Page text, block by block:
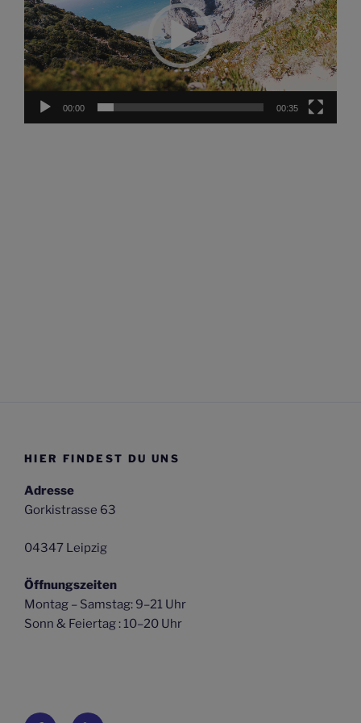
00:00 00:35
HIER FINDEST DU UNS
Adresse
Gorkistrasse 63
04347 Leipzig
Öffnungszeiten
Montag – Samstag: 9–21 Uhr
Sonn & Feiertag : 10–20 Uhr